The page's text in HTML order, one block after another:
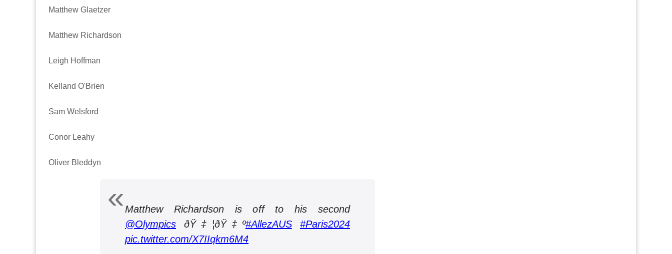
Matthew Glaetzer
Matthew Richardson
Leigh Hoffman
Kelland O'Brien
Sam Welsford
Conor Leahy
Oliver Bleddyn
Matthew Richardson is off to his second
@Olympics ðŸ‡¦ðŸ‡º#AllezAUS
#Paris2024
pic.twitter.com/X7IIqkm6M4